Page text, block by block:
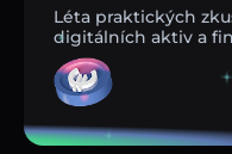
Léta praktických
digitálních aktiv a